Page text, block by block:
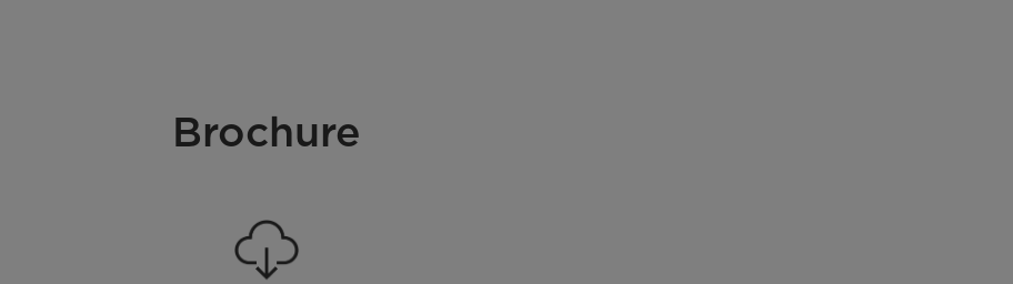
Brochure